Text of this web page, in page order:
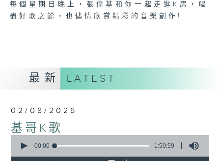
每個星期日晚上，張偉基和你一起走進K房，唱
盡好歌之餘，也儘情欣賞精彩的音樂創作!
最新 LATEST
02/08/2026
基哥K歌
seconds
00:00 1:50:59